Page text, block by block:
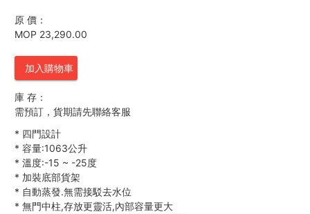
原 價：
MOP 23,290.00
加入購物車
庫 存：
需預訂，貨期請先聯絡客服
* 四門設計
* 容量:1063公升
* 溫度:-15 ~ -25度
* 加裝底部貨架
* 自動蒸發.無需接駁去水位
* 無門中柱,存放更靈活,內部容量更大